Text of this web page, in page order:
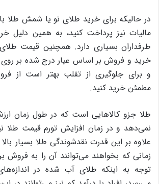
در حالیکه برای خرید طلای نو یا شمش طلا
مالیات نیز پرداخت کنید، به همین دلیل
طرفداران بسیاری دارد. همچنین قیمت
خرید و فروش بر اساس عیار درج شده بر
و برای جلوگیری از تقلب بهتر است از
مطمئن خرید کنید.
طلا جزو کالاهایی است که در طول زمان
نمی‌دهد و در زمان افزایش تورم قیمت طلا
علاوه بر این قدرت نقدشوندگی طلا بسیار
زمانی که بخواهند می‌توانند آن را به فروش
توجه به اینکه طلای آب شده در